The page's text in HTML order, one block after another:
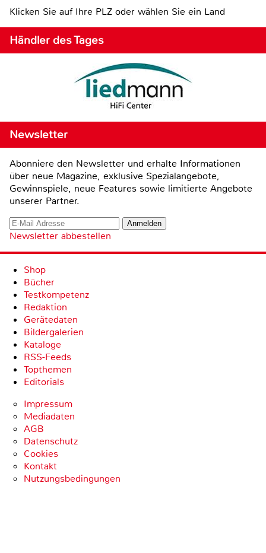
Klicken Sie auf Ihre PLZ oder wählen Sie ein Land
Händler des Tages
Newsletter
Abonniere den Newsletter und erhalte Informationen
über neue Magazine, exklusive Spezialangebote,
Gewinnspiele, neue Features sowie limitierte Angebote
unserer Partner.
Newsletter abbestellen
Shop
Bücher
Testkompetenz
Redaktion
Gerätedaten
Bildergalerien
Kataloge
RSS-Feeds
Topthemen
Editorials
Impressum
Mediadaten
AGB
Datenschutz
Cookies
Kontakt
Nutzungsbedingungen